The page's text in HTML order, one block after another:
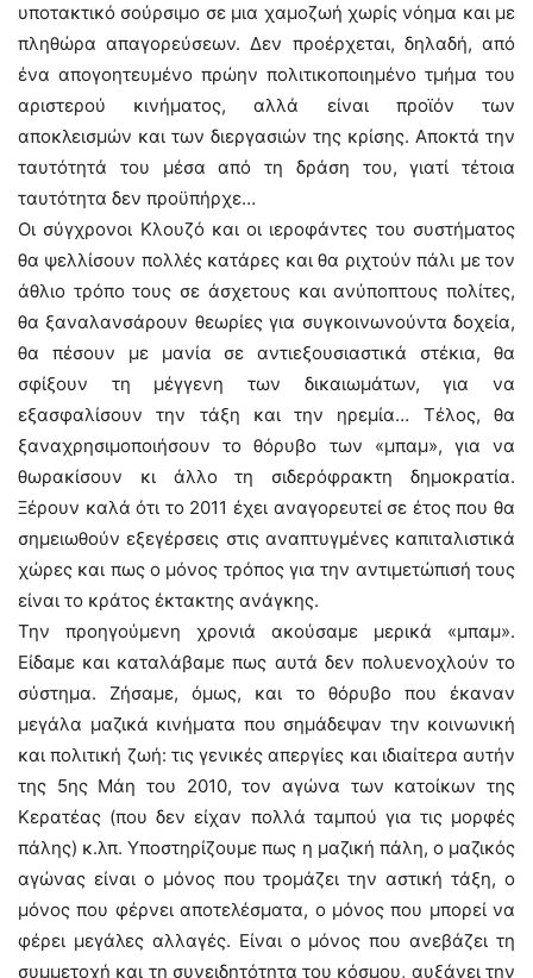
υποτακτικό σούρσιμο σε μια χαμοζωή χωρίς νόημα και με
πληθώρα απαγορεύσεων. Δεν προέρχεται, δηλαδή, από
ένα απογοητευμένο πρώην πολιτικοποιημένο τμήμα του
αριστερού κινήματος, αλλά είναι προϊόν των
αποκλεισμών και των διεργασιών της κρίσης. Αποκτά την
ταυτότητά του μέσα από τη δράση του, γιατί τέτοια
ταυτότητα δεν προϋπήρχε…
Οι σύγχρονοι Κλουζό και οι ιεροφάντες του συστήματος
θα ψελλίσουν πολλές κατάρες και θα ριχτούν πάλι με τον
άθλιο τρόπο τους σε άσχετους και ανύποπτους πολίτες,
θα ξαναλανσάρουν θεωρίες για συγκοινωνούντα δοχεία,
θα πέσουν με μανία σε αντιεξουσιαστικά στέκια, θα
σφίξουν τη μέγγενη των δικαιωμάτων, για να
εξασφαλίσουν την τάξη και την ηρεμία… Τέλος, θα
ξαναχρησιμοποιήσουν το θόρυβο των «μπαμ», για να
θωρακίσουν κι άλλο τη σιδερόφρακτη δημοκρατία.
Ξέρουν καλά ότι το 2011 έχει αναγορευτεί σε έτος που θα
σημειωθούν εξεγέρσεις στις αναπτυγμένες καπιταλιστικά
χώρες και πως ο μόνος τρόπος για την αντιμετώπισή τους
είναι το κράτος έκτακτης ανάγκης.
Την προηγούμενη χρονιά ακούσαμε μερικά «μπαμ».
Είδαμε και καταλάβαμε πως αυτά δεν πολυενοχλούν το
σύστημα. Ζήσαμε, όμως, και το θόρυβο που έκαναν
μεγάλα μαζικά κινήματα που σημάδεψαν την κοινωνική
και πολιτική ζωή: τις γενικές απεργίες και ιδιαίτερα αυτήν
της 5ης Μάη του 2010, τον αγώνα των κατοίκων της
Κερατέας (που δεν είχαν πολλά ταμπού για τις μορφές
πάλης) κ.λπ. Υποστηρίζουμε πως η μαζική πάλη, ο μαζικός
αγώνας είναι ο μόνος που τρομάζει την αστική τάξη, ο
μόνος που φέρνει αποτελέσματα, ο μόνος που μπορεί να
φέρει μεγάλες αλλαγές. Είναι ο μόνος που ανεβάζει τη
συμμετοχή και τη συνειδητότητα του κόσμου, αυξάνει την